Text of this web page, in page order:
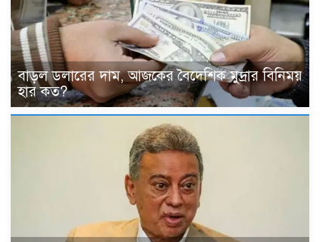
বাড়ল ডলারের দাম, আজকের বৈদেশিক মুদ্রার বিনিময়
হার কত?